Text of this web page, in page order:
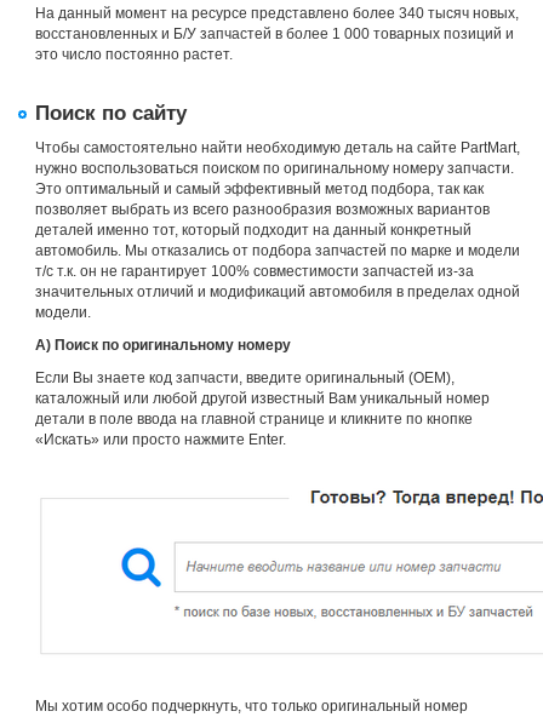
На данный момент на ресурсе представлено более 340 тысяч новых,
восстановленных и Б/У запчастей в более 1 000 товарных позиций и
это число постоянно растет.
Поиск по сайту
Чтобы самостоятельно найти необходимую деталь на сайте PartMart,
нужно воспользоваться поиском по оригинальному номеру запчасти.
Это оптимальный и самый эффективный метод подбора, так как
позволяет выбрать из всего разнообразия возможных вариантов
деталей именно тот, который подходит на данный конкретный
автомобиль. Мы отказались от подбора запчастей по марке и модели
т/с т.к. он не гарантирует 100% совместимости запчастей из-за
значительных отличий и модификаций автомобиля в пределах одной
модели.
А) Поиск по оригинальному номеру
Если Вы знаете код запчасти, введите оригинальный (OEM),
каталожный или любой другой известный Вам уникальный номер
детали в поле ввода на главной странице и кликните по кнопке
«Искать» или просто нажмите Enter.
Мы хотим особо подчеркнуть, что только оригинальный номер